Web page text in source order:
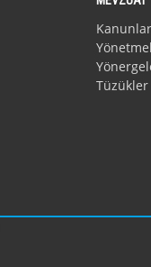
Kanunlar
Tüzükler